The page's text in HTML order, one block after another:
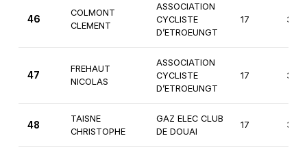
46
COLMONT
CLEMENT
ASSOCIATION
CYCLISTE
D’ETROEUNGT
17
47
FREHAUT
NICOLAS
ASSOCIATION
CYCLISTE
D’ETROEUNGT
17
48
TAISNE
CHRISTOPHE
GAZ ELEC CLUB
DE DOUAI
17